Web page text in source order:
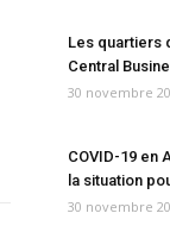
Les quartiers
Central
30 novembre
COVID-19 en
la situation
30 novembre